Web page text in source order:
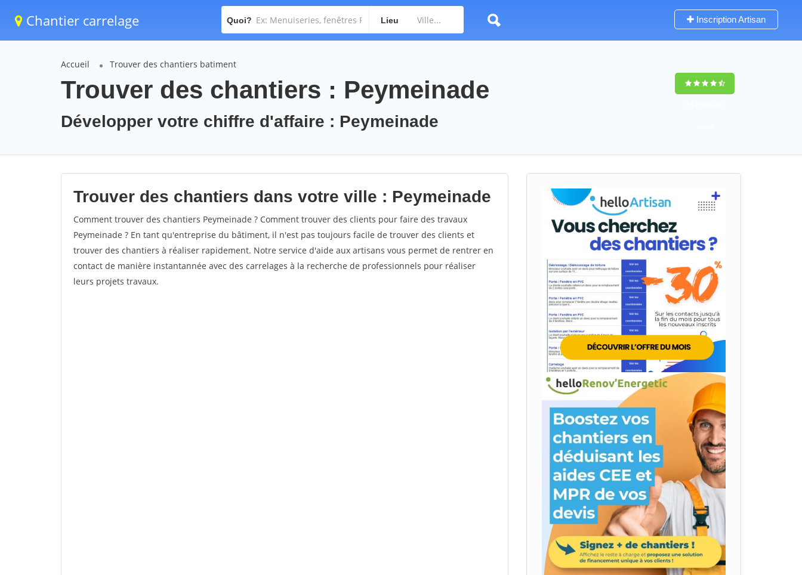
Chantier carrelage Quoi? Lieu Inscription Artisan
Accueil Trouver des chantiers batiment
Trouver des chantiers : Peymeinade
Développer votre chiffre d'affaire : Peymeinade
Trouver des chantiers dans votre ville : Peymeinade
Comment trouver des chantiers Peymeinade ? Comment trouver des clients pour faire des travaux
Peymeinade ? En tant qu'entreprise du bâtiment, il n'est pas toujours facile de trouver des clients et
trouver des chantiers à réaliser rapidement. Notre service d'aide aux artisans vous permet de rentrer en
contact de manière instantannée avec des carrelages à la recherche de professionnels pour réaliser
leurs projets travaux.